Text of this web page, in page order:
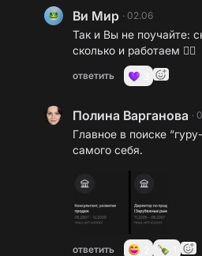
Ви Мир · 02.06
Так и Вы не поучайте:
сколько и работаем 🤷‍♀️
ответить
Полина Варганова ·
Главное в поиске
самого себя.
ответить